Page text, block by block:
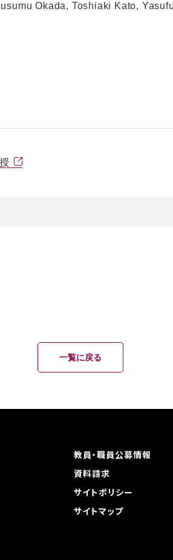
Okada, Toshiaki Kato,
一覧に戻る
教員・職員公募情報
資料請求
サイトポリシー
サイトマップ